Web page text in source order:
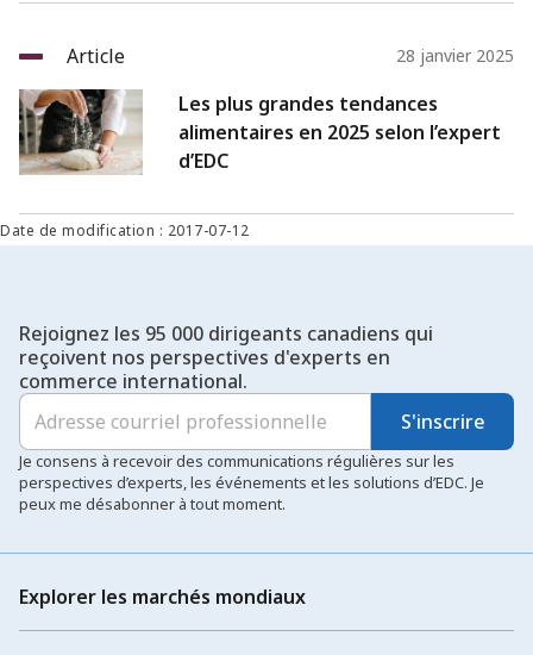
Article 28 janvier 2025
Les plus grandes tendances
alimentaires en 2025 selon l’expert
d’EDC
Date de modification : 2017-07-12
Rejoignez les 95 000 dirigeants canadiens qui
reçoivent nos perspectives d'experts en
commerce international.
S'inscrire
Je consens à recevoir des communications régulières sur les
perspectives d’experts, les événements et les solutions d’EDC. Je
peux me désabonner à tout moment.
Explorer les marchés mondiaux